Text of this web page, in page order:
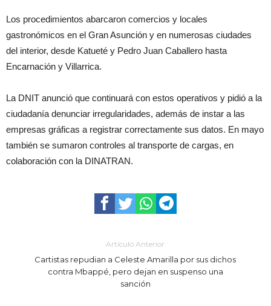
Los procedimientos abarcaron comercios y locales
gastronómicos en el Gran Asunción y en numerosas ciudades
del interior, desde Katueté y Pedro Juan Caballero hasta
Encarnación y Villarrica.
La DNIT anunció que continuará con estos operativos y pidió a la
ciudadanía denunciar irregularidades, además de instar a las
empresas gráficas a registrar correctamente sus datos. En mayo
también se sumaron controles al transporte de cargas, en
colaboración con la DINATRAN.
Artículo Anterior
Cartistas repudian a Celeste Amarilla por sus dichos
contra Mbappé, pero dejan en suspenso una
sanción